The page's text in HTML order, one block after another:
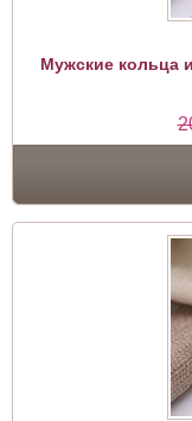
Мужские кольца